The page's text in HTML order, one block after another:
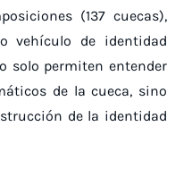
(137 cuecas),
vehículo de identidad
solo permiten entender
de la cueca, sino
de la identidad